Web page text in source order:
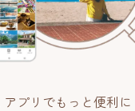
アプリでもっと便利に